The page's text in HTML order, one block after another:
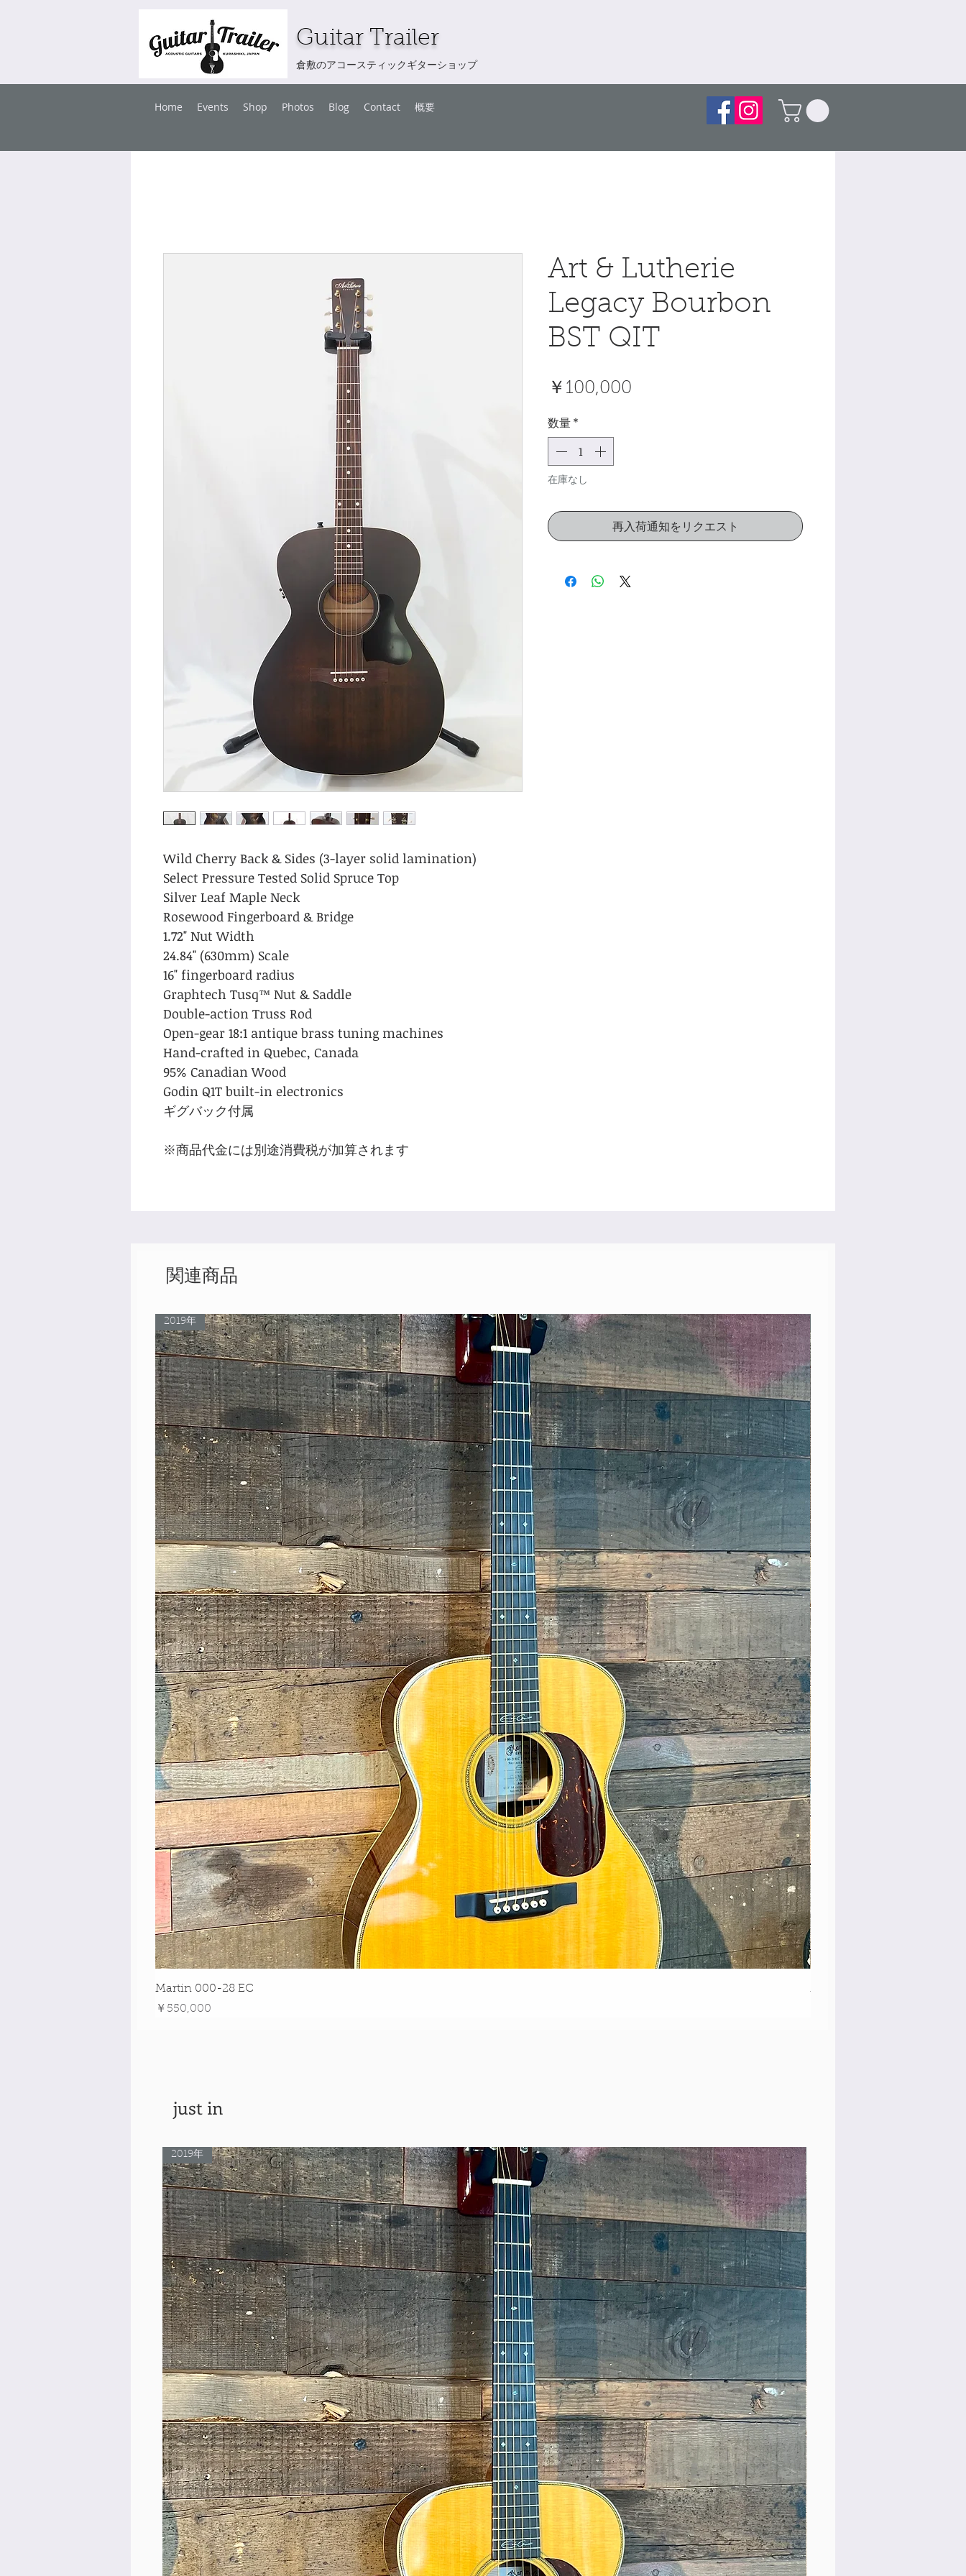
Guitar Trailer
倉敷のアコースティックギターショップ
Home Events Shop Photos Blog Contact 概要
Wild Cherry Back & Sides (3-layer solid lamination)
Select Pressure Tested Solid Spruce Top
Silver Leaf Maple Neck
Rosewood Fingerboard & Bridge
1.72" Nut Width
24.84" (630mm) Scale
16" fingerboard radius
Graphtech Tusq™ Nut & Saddle
Double-action Truss Rod
Open-gear 18:1 antique brass tuning machines
Hand-crafted in Quebec, Canada
95% Canadian Wood
Godin Q1T built-in electronics
ギグバック付属
※商品代金には別途消費税が加算されます
Art & Lutherie
Legacy Bourbon
BST QIT
￥100,000
数量*
在庫なし
再入荷通知をリクエスト
関連商品
2019年
Martin 000-28 EC
価格
￥550,000
Martin 00-18 Tim O'brien
just in
2019年